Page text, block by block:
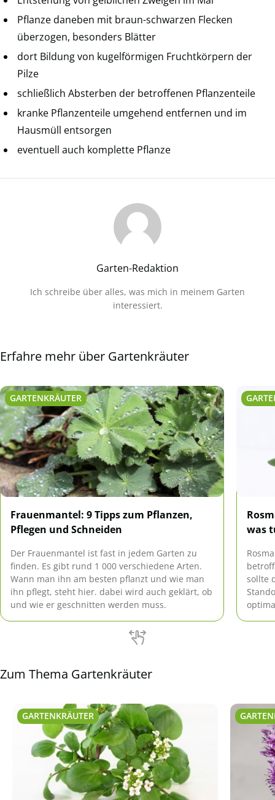
Pflanze daneben mit braun-schwarzen Flecken
überzogen, besonders Blätter
dort Bildung von kugelförmigen Fruchtkörpern der
Pilze
schließlich Absterben der betroffenen Pflanzenteile
kranke Pflanzenteile umgehend entfernen und im
Hausmüll entsorgen
eventuell auch komplette Pflanze
Garten-Redaktion
Ich schreibe über alles, was mich in meinem Garten
interessiert.
Erfahre mehr über Gartenkräuter
GARTENKRÄUTER
Frauenmantel: 9 Tipps zum Pflanzen,
Pflegen und Schneiden
Der Frauenmantel ist fast in jedem Garten zu
finden. Es gibt rund 1 000 verschiedene Arten.
Wann man ihn am besten pflanzt und wie man
ihn pflegt, steht hier. dabei wird auch geklärt, ob
und wie er geschnitten werden muss.
was
sollte
Zum Thema Gartenkräuter
GARTENKRÄUTER